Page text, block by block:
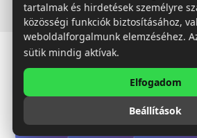
Étkezés & Ivás
Wellness & Ápolás
tartalmak és hirdetések személyre
közösségi funkciók biztosításához,
weboldalforgalmunk elemzéséhez.
sütik mindig aktívak.
Elfogadom
Beállítások